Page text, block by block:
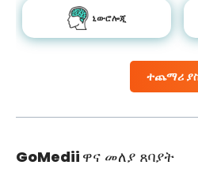
ተጨማሪ
ኒውሮሎጂ
GoMedii ዋና መለያ ጸባያት